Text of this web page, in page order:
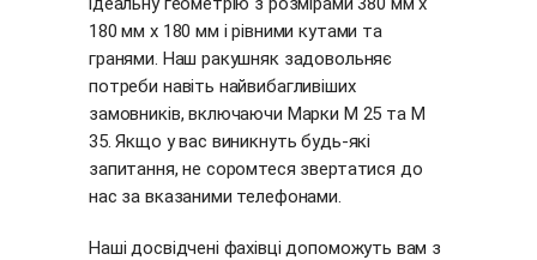
180 мм х 180 мм і рівними кутами та
гранями. Наш ракушняк задовольняє
потреби навіть найвибагливіших
замовників, включаючи Марки М 25 та М
35. Якщо у вас виникнуть будь-які
запитання, не соромтеся звертатися до
нас за вказаними телефонами.
Наші досвідчені фахівці допоможуть вам з